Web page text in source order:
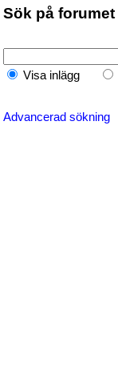
Sök på forumet
Visa inlägg
Advancerad sökning